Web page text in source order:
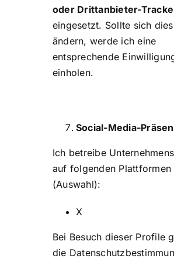
oder Drittanbieter-
eingesetzt. Sollte sich dies
ändern, werde ich eine
entsprechende
einholen.
Social-Media-
Ich betreibe
auf folgenden Plattformen
(Auswahl):
X
Bei Besuch dieser Profile
die